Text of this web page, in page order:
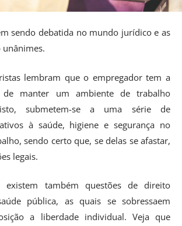
sendo debatida no mundo jurídico e as
unânimes.
lembram que o empregador tem a
de manter um ambiente de trabalho
submetem-se a uma série de
à saúde, higiene e segurança no
sendo certo que, se delas se afastar,
legais.
existem também questões de direito
pública, as quais se sobressaem
a liberdade individual. Veja que